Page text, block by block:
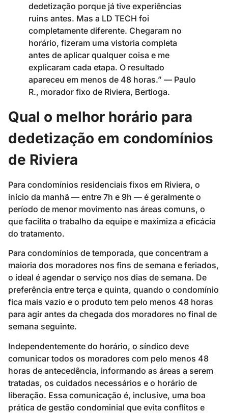
dedetização porque já tive experiências
ruins antes. Mas a LD TECH foi
completamente diferente. Chegaram no
horário, fizeram uma vistoria completa
antes de aplicar qualquer coisa e me
explicaram cada etapa. O resultado
apareceu em menos de 48 horas.” — Paulo
R., morador fixo de Riviera, Bertioga.
Qual o melhor horário para
dedetização em condomínios
de Riviera
Para condomínios residenciais fixos em Riviera, o
início da manhã — entre 7h e 9h — é geralmente o
período de menor movimento nas áreas comuns, o
que facilita o trabalho da equipe e maximiza a eficácia
do tratamento.
Para condomínios de temporada, que concentram a
maioria dos moradores nos fins de semana e feriados,
o ideal é agendar o serviço nos dias de semana. De
preferência entre terça e quinta, quando o condomínio
fica mais vazio e o produto tem pelo menos 48 horas
para agir antes da chegada dos moradores no final de
semana seguinte.
Independentemente do horário, o síndico deve
comunicar todos os moradores com pelo menos 48
horas de antecedência, informando as áreas a serem
tratadas, os cuidados necessários e o horário de
liberação. Essa comunicação é, inclusive, uma boa
prática de gestão condominial que evita conflitos e